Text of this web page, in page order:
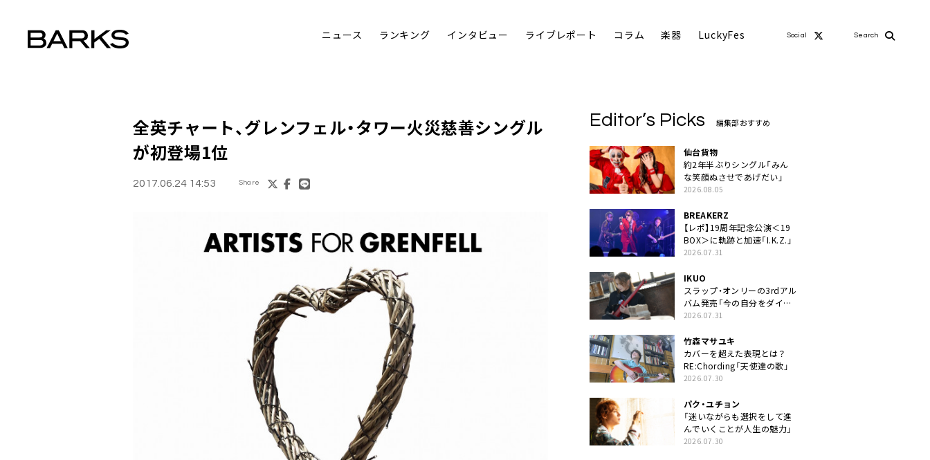
ニュース ランキング インタビュー ライブレポート コラム 楽器 LuckyFes Social Search
全英チャート、グレンフェル・タワー火災慈善シングル
が初登場1位
2017.06.24 14:53 Share
Editor’s Picks 編集部おすすめ
仙台貨物
約2年半ぶりシングル「みん
な笑顔ぬさせであげだい」
2026.08.05
BREAKERZ
【レポ】19周年記念公演＜19
BOX＞に軌跡と加速「I.K.Z.」
2026.07.31
IKUO
スラップ・オンリーの3rdアル
バム発売「今の自分をダイレ
クトに」
2026.07.31
竹森マサユキ
カバーを超えた表現とは？
RE:Chording「天使達の歌」
2026.07.30
パク・ユチョン
「迷いながらも選択をして進
んでいくことが人生の魅力」
2026.07.30